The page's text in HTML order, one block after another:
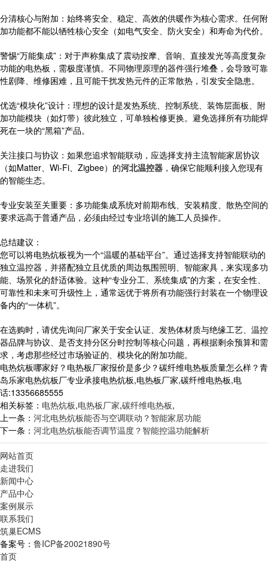
分清核心与附加：始终将安全、稳定、高效的供暖作为核心需求。任何附
加功能都不能以牺牲核心安全（如电气安全、防火安全）和寿命为代价。
警惕“万能集成”：对于声称集成了震动按摩、音响、直接发光等高度复杂
功能的电热板，需极度谨慎。不同物理原理的器件强行堆叠，会导致可靠
性剧降、维修困难，且可能干扰发热元件的正常散热，引发安全隐患。
优选“模块化”设计：理想的设计是发热系统、控制系统、装饰层面板、附
加功能模块（如灯带）彼此独立，可单独检修更换。避免选择所有功能焊
死在一块的“黑箱”产品。
关注接口与协议：如果您追求智能联动，应选择支持主流智能家居协议
（如Matter、Wi-Fi、Zigbee）的河北温控器 ，确保它能顺利接入您现有
的智能生态。
专业安装至关重要：多功能集成系统对前期布线、安装精度、散热空间的
要求远高于普通产品，必须由经过专业培训的施工人员操作。
总结建议：
您可以将电热炕板视为一个“温暖的基础平台”。通过选择支持智能联动的
独立温控器，并搭配独立且优质的周边氛围照明、智能家具，来实现多功
能、场景化的舒适体验。这种“专业分工、系统集成”的方案，在安全性、
可靠性和未来可升级性上，通常远优于将所有功能强行封装在一个物理设
备内的“一体机”。
在选购时，请优先询问厂家关于安全认证、发热体材质与绝缘工艺、温控
器品牌与协议、是否支持分区分时控制等核心问题，再根据剩余预算和需
求，考虑那些经过市场验证的、模块化的附加功能。
电热炕板哪家好？电热板厂家报价是多少？碳纤维电热板质量怎么样？青
岛乐家电热炕板厂专业承接电热炕板,电热板厂家,碳纤维电热板,电
话:13356685555
相关标签： 电热炕板,电热板厂家,碳纤维电热板,
上一条： 河北电热炕板能否与空调联动？智能家居功能
下一条： 河北电热炕板能否调节温度？智能控温功能解析
网站首页
走进我们
新闻中心
产品中心
案例展示
联系我们
筑巢ECMS
备案号： 鲁ICP备20021890号
首页